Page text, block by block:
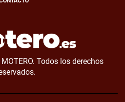
Todos los derechos